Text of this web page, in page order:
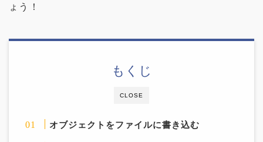
ょう！
CLOSE
もくじ
オブジェクトをファイルに書き込む